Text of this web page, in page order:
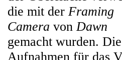
die mit der Framing
Camera vonDawn
gemacht wurden. Die
Aufnahmen für das